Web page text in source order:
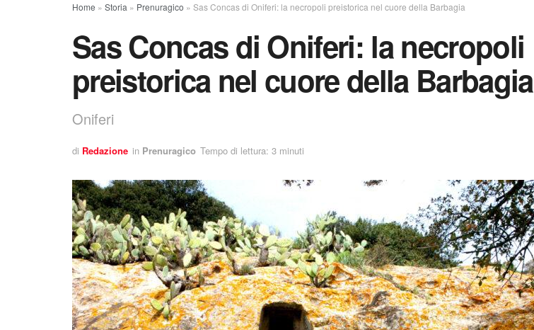
Home » Storia » Prenuragico » Sas Concas di Oniferi: la necropoli preistorica nel cuore della Barbagia
Sas Concas di Oniferi: la necropoli
preistorica nel cuore della Barbagia
Oniferi
di Redazione in Prenuragico Tempo di lettura: 3 minuti